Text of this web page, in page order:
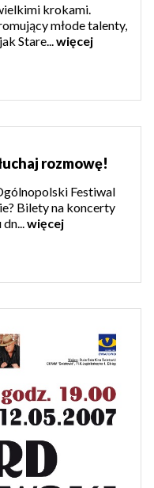
krokami.
młode talenty,
Stare...więcej
rozmowę!
Festiwal
Bilety na koncerty
więcej